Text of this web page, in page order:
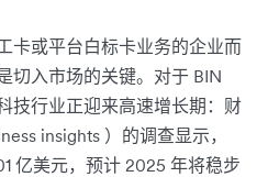
卡或平台白标卡业务的企业而
切入市场的关键。对于 BIN
技行业正迎来高速增长期：财
insights ）的调查显示，
亿美元，预计 2025 年将稳步